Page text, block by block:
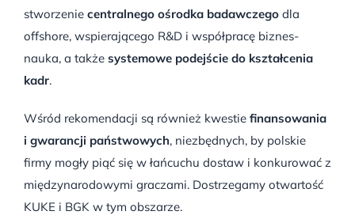
stworzenie centralnego ośrodka badawczego dla
offshore, wspierającego R&D i współpracę biznes-
nauka, a także systemowe podejście do kształcenia
kadr.
Wśród rekomendacji są również kwestie finansowania
i gwarancji państwowych, niezbędnych, by polskie
firmy mogły piąć się w łańcuchu dostaw i konkurować z
międzynarodowymi graczami. Dostrzegamy otwartość
KUKE i BGK w tym obszarze.